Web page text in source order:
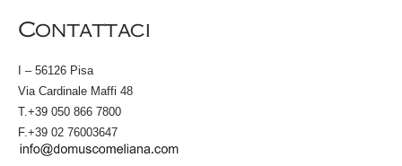
Contattaci
I – 56126 Pisa
Via Cardinale Maffi 48
T.+39 050 866 7800
F.+39 02 76003647